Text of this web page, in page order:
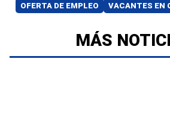
OFERTA DE EMPLEO
VACANTES EN
MÁS